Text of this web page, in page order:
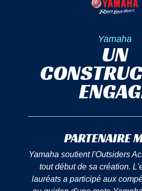
Yamaha
UN
PARTENAIRE
Yamaha soutient l'Outsiders
tout début de sa création.
lauréats a participé aux